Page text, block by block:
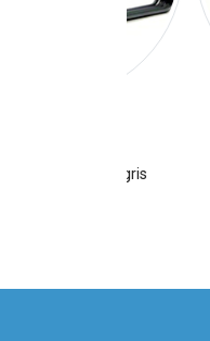
metálicos beige